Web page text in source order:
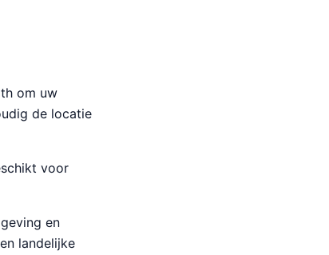
om uw
de locatie
voor
en
landelijke